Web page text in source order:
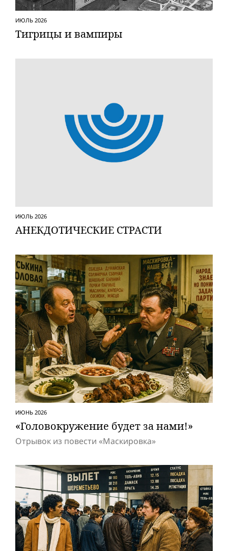
ИЮЛЬ 2026
Тигрицы и вампиры
ИЮЛЬ 2026
АНЕКДОТИЧЕСКИЕ СТРАСТИ
ИЮНЬ 2026
«Головокружение будет за нами!»
Отрывок из повести «Маскировка»